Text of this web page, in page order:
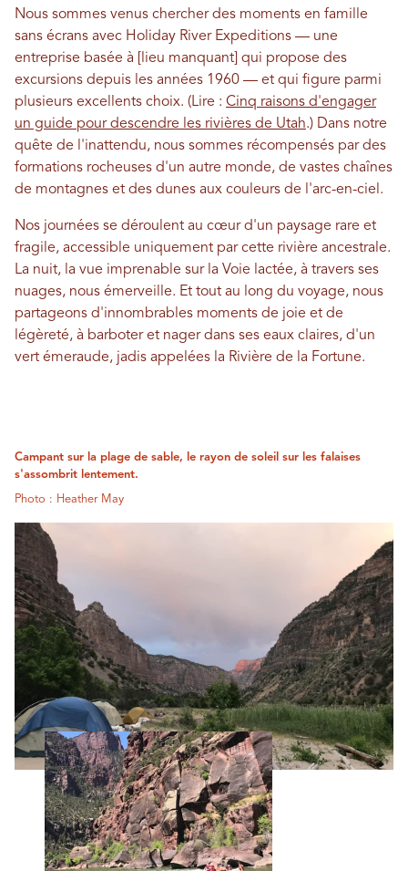
Nous sommes venus chercher des moments en famille
sans écrans avec Holiday River Expeditions — une
entreprise basée à [lieu manquant] qui propose des
excursions depuis les années 1960 — et qui figure parmi
plusieurs excellents choix. (Lire : Cinq raisons d'engager
un guide pour descendre les rivières de Utah.) Dans notre
quête de l'inattendu, nous sommes récompensés par des
formations rocheuses d'un autre monde, de vastes chaînes
de montagnes et des dunes aux couleurs de l'arc-en-ciel.
Nos journées se déroulent au cœur d'un paysage rare et
fragile, accessible uniquement par cette rivière ancestrale.
La nuit, la vue imprenable sur la Voie lactée, à travers ses
nuages, nous émerveille. Et tout au long du voyage, nous
partageons d'innombrables moments de joie et de
légèreté, à barboter et nager dans ses eaux claires, d'un
vert émeraude, jadis appelées la Rivière de la Fortune.
Campant sur la plage de sable, le rayon de soleil sur les falaises
s'assombrit lentement.
Photo : Heather May